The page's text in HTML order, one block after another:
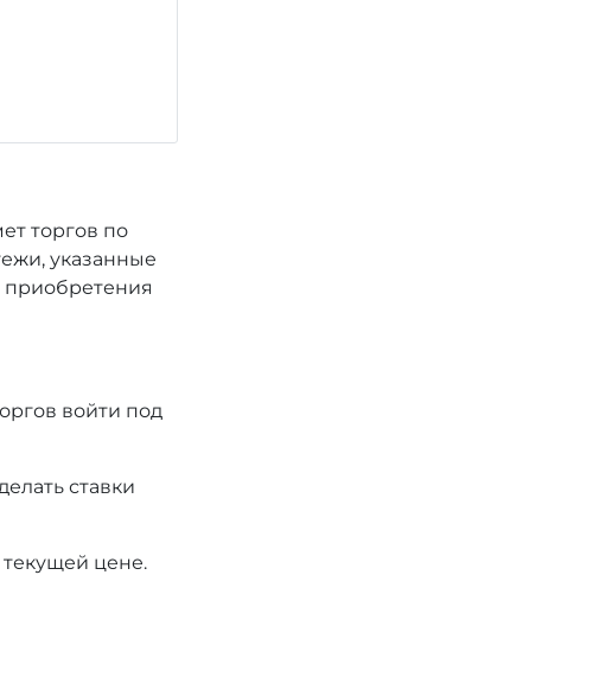
торгов по
указанные
приобретения
войти под
ставки
текущей цене.